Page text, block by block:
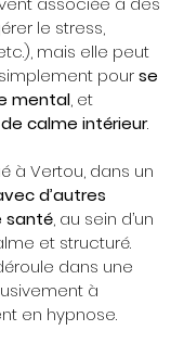
le stress,
mais elle peut
pour se
mental, et
calme intérieur.
à Vertou, dans un
d’autres
santé, au sein d’un
et structuré.
dans une
à
en hypnose.